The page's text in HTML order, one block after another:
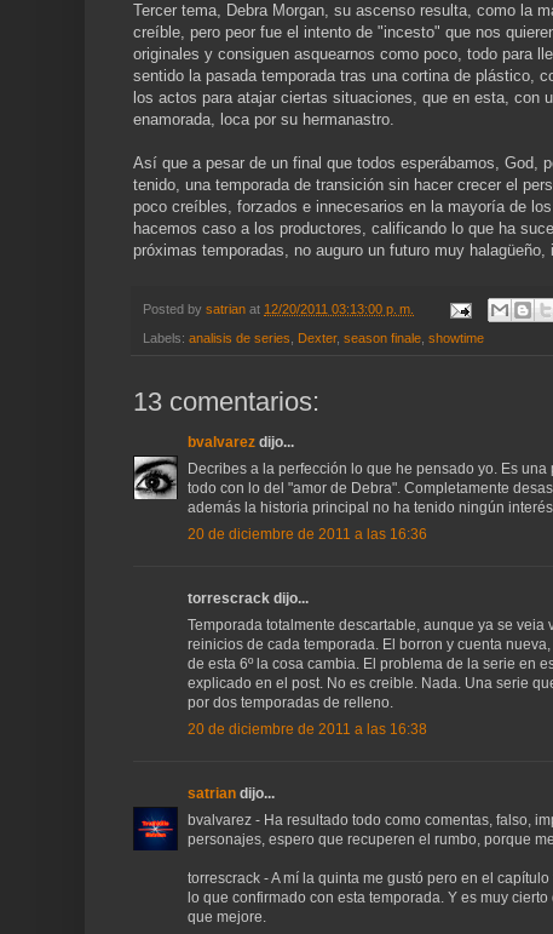
Tercer tema, Debra Morgan, su ascenso resulta, como la
creíble, pero peor fue el intento de "incesto" que nos
originales y consiguen asquearnos como poco, todo para
sentido la pasada temporada tras una cortina de plástico,
los actos para atajar ciertas situaciones, que en esta, con
enamorada, loca por su hermanastro.
Así que a pesar de un final que todos esperábamos, God,
tenido, una temporada de transición sin hacer crecer el
poco creíbles, forzados e innecesarios en la mayoría de
hacemos caso a los productores, calificando lo que ha
próximas temporadas, no auguro un futuro muy
Posted by satrian at 12/20/2011 03:13:00 p. m.
Labels: analisis de series, Dexter, season finale, showtime
13 comentarios:
bvalvarez dijo...
Decribes a la perfección lo que he pensado yo. Es
todo con lo del "amor de Debra". Completamente
además la historia principal no ha tenido ningún
20 de diciembre de 2011 a las 16:36
torrescrack dijo...
Temporada totalmente descartable, aunque ya se
reinicios de cada temporada. El borron y cuenta
de esta 6º la cosa cambia. El problema de la serie en
explicado en el post. No es creible. Nada. Una serie
por dos temporadas de relleno.
20 de diciembre de 2011 a las 16:38
satrian dijo...
bvalvarez - Ha resultado todo como comentas, falso,
personajes, espero que recuperen el rumbo, porque
torrescrack - A mí la quinta me gustó pero en el
lo que confirmado con esta temporada. Y es muy
que mejore.